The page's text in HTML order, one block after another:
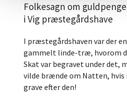
Folkesagn om
i Vig præstegårdshave​
I præstegårdshaven var der
gammelt linde-træ, hvorom
Skat var begravet under det,
vilde brænde om Natten,
grave efter den!​